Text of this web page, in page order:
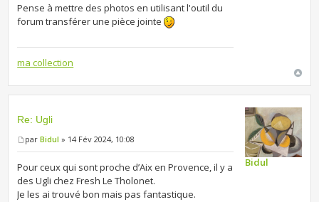
Pense à mettre des photos en utilisant l'outil du
forum transférer une pièce jointe
ma collection
Re: Ugli
parBidul » 14 Fév 2024, 10:08
Pour ceux qui sont proche d’Aix en Provence, il y a
des Ugli chez Fresh Le Tholonet.
Je les ai trouvé bon mais pas fantastique.
Bidul